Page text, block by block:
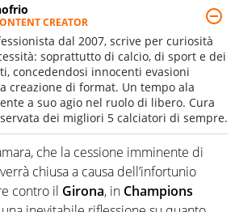
CREATOR
dal 2007, scrive per curiosità
soprattutto di calcio, di sport e dei
concedendosi innocenti evasioni
creazione di format. Un tempo ala
a suo agio nel ruolo di libero. Cura
dei migliori 5 calciatori di sempre.
che la cessione imminente di
chiusa a causa dell’infortunio
contro il Girona, in Champions